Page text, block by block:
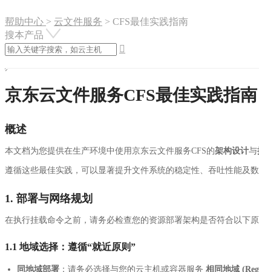
帮助中心 > 云文件服务 > CFS最佳实践指南
搜本产品

京东云文件服务CFS最佳实践指南
概述
本文档为您提供在生产环境中使用京东云文件服务CFS的架构设计与
遵循这些最佳实践，可以显著提升文件系统的稳定性、吞吐性能及
1. 部署与网络规划
在执行挂载命令之前，请务必检查您的资源部署架构是否符合以下原
1.1 地域选择：遵循“就近原则”
同地域部署 ：请务必选择与您的云主机或容器服务 相同地域